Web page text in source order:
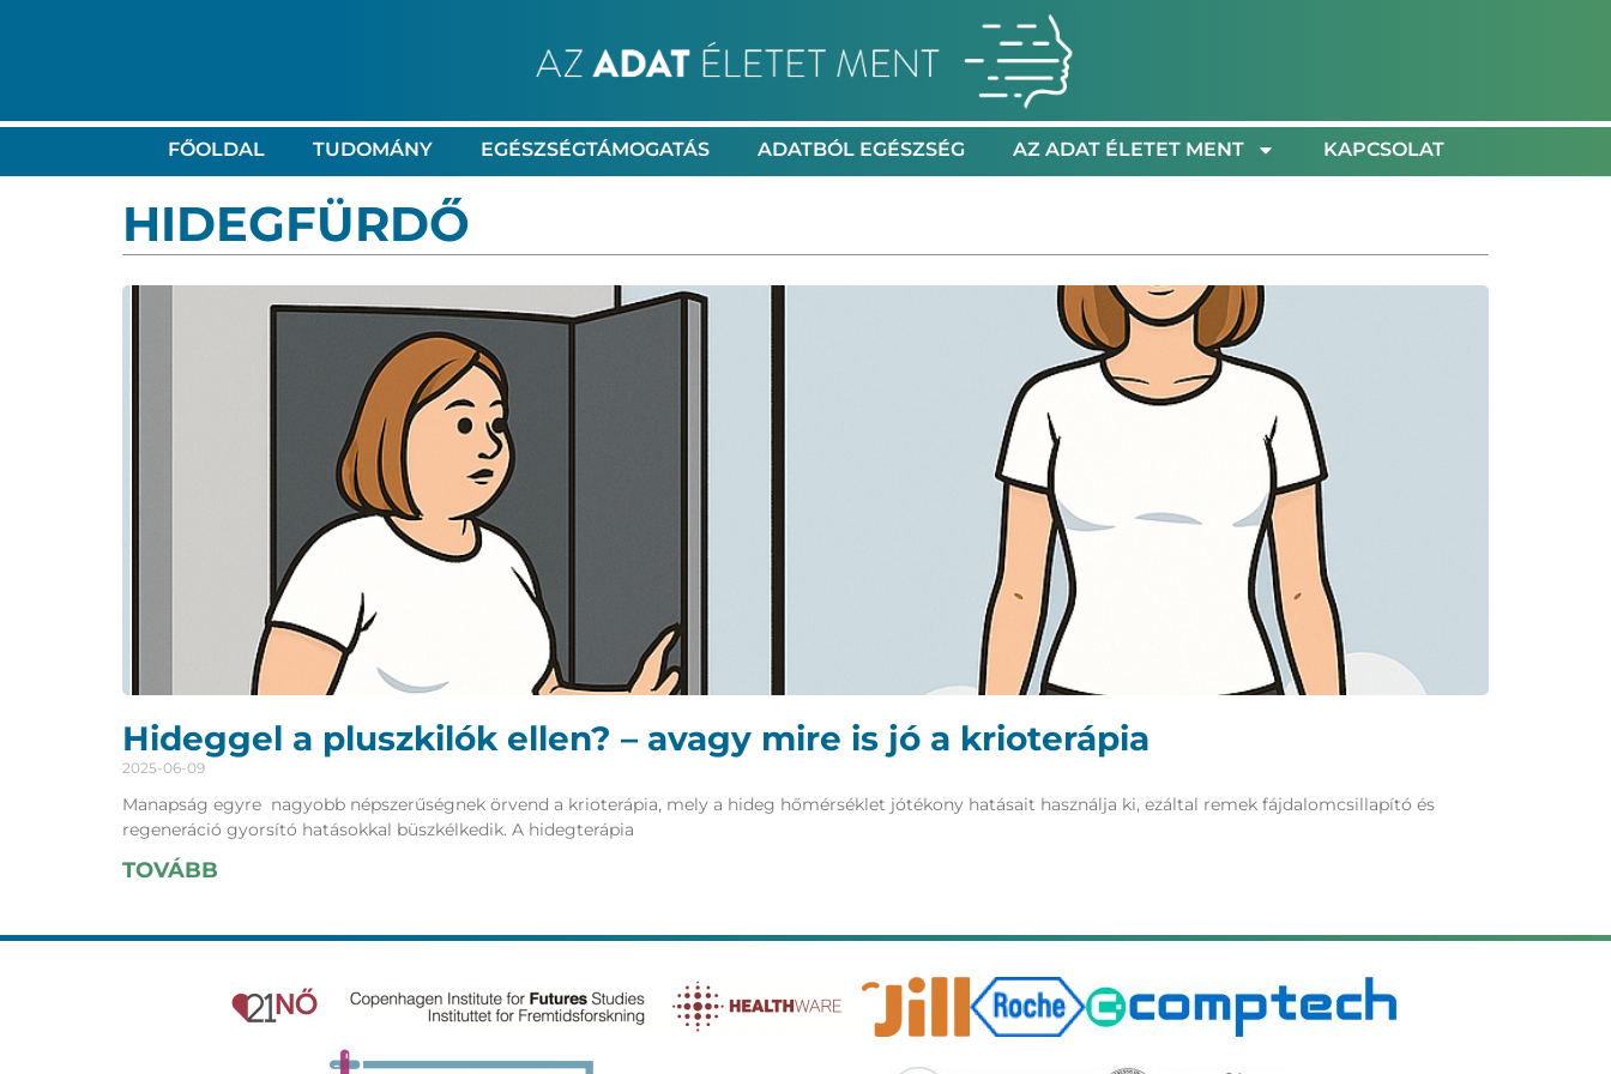
FŐOLDAL TUDOMÁNY EGÉSZSÉGTÁMOGATÁS ADATBÓL EGÉSZSÉG AZ ADAT ÉLETET MENT KAPCSOLAT
HIDEGFÜRDŐ
Hideggel a pluszkilók ellen? – avagy mire is jó a krioterápia
2025-06-09
Manapság egyre nagyobb népszerűségnek örvend a krioterápia, mely a hideg hőmérséklet jótékony hatásait használja ki, ezáltal remek fájdalomcsillapító és
regeneráció gyorsító hatásokkal büszkélkedik. A hidegterápia
TOVÁBB